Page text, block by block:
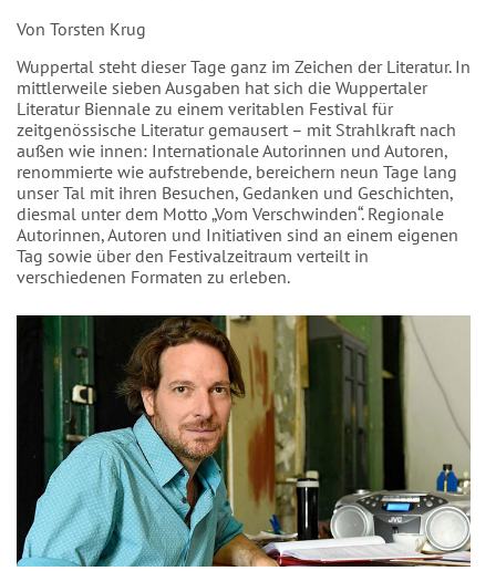
Von Torsten Krug
Wuppertal steht dieser Tage ganz im Zeichen der Literatur. In
mittlerweile sieben Ausgaben hat sich die Wuppertaler
Literatur Biennale zu einem veritablen Festival für
zeitgenössische Literatur gemausert – mit Strahlkraft nach
außen wie innen: Internationale Autorinnen und Autoren,
renommierte wie aufstrebende, bereichern neun Tage lang
unser Tal mit ihren Besuchen, Gedanken und Geschichten,
diesmal unter dem Motto „Vom Verschwinden“. Regionale
Autorinnen, Autoren und Initiativen sind an einem eigenen
Tag sowie über den Festivalzeitraum verteilt in
verschiedenen Formaten zu erleben.